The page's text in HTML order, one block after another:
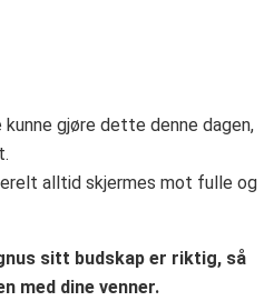
gjøre dette denne dagen,
alltid skjermes mot fulle og
sitt budskap er riktig, så
med dine venner.